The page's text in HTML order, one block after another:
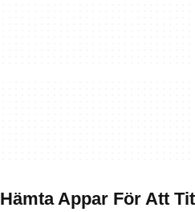
Hämta Appar För Att